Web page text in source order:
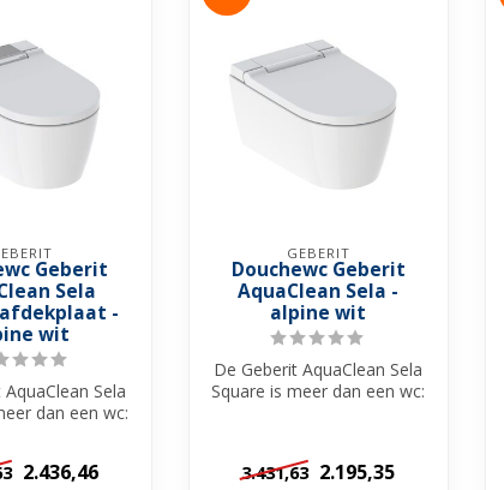
Geberit
Sela
-
wit
Sela
dan een wc:
d...
2.436,46
GEBERIT
Douchewc Geberit
AquaClean Sela -
alpine wit
De Geberit AquaClean Sela
Square is meer dan een wc:
3.431,63 2.195,35